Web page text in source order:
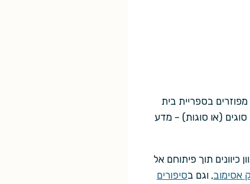
המדע הבדיוני. האובססיה התחילה עם גיליונות של "פנטזיה 2000" שהיו מפוזרים בספריית בית
(או סוגות) – מדע
כיוונים תוך פיתוחם אל
אסימוב, וגם בסיפורים